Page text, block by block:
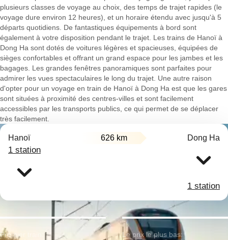
plusieurs classes de voyage au choix, des temps de trajet rapides (le
voyage dure environ 12 heures), et un horaire étendu avec jusqu'à 5
départs quotidiens. De fantastiques équipements à bord sont
également à votre disposition pendant le trajet. Les trains de Hanoï à
Dong Ha sont dotés de voitures légères et spacieuses, équipées de
sièges confortables et offrant un grand espace pour les jambes et les
bagages. Les grandes fenêtres panoramiques sont parfaites pour
admirer les vues spectaculaires le long du trajet. Une autre raison
d'opter pour un voyage en train de Hanoï à Dong Ha est que les gares
sont situées à proximité des centres-villes et sont facilement
accessibles par les transports publics, ce qui permet de se déplacer
très facilement.
Hanoï 626 km Dong Ha
1 station
1 station
Premier train: Le prix le plus bas: